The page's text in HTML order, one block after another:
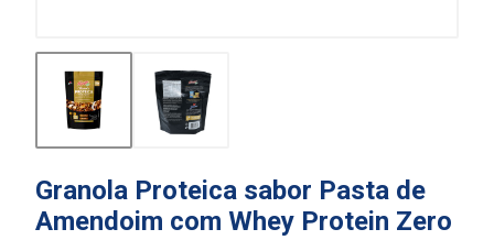
Granola Proteica sabor Pasta de
Amendoim com Whey Protein Zero